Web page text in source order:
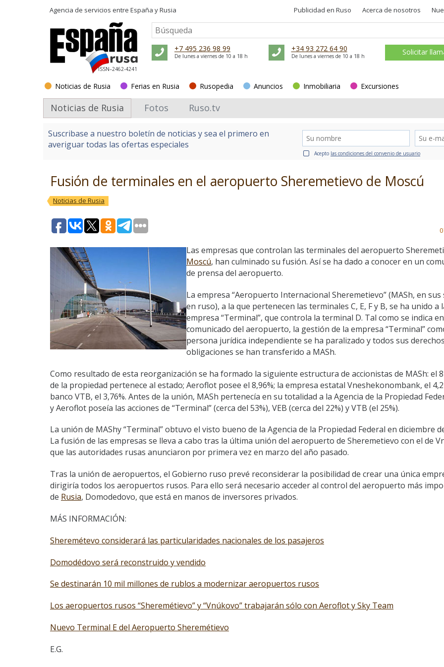
Agencia de servicios entre España y Rusia Publicidad en Ruso Acerca de nosotros
ISSN–2462-4241
+7 495 236 98 99
De lunes a viernes de 10 a 18 h
+34 93 272 64 90
De lunes a viernes de 10 a 18 h Solicitar
Noticias de Rusia Ferias en Rusia Rusopedia Anuncios Inmobiliaria Excursiones
Noticias de Rusia Fotos Ruso.tv
Suscribase a nuestro boletín de noticias y sea el primero en
averiguar todas las ofertas especiales
Acepto las condiciones del convenio de usuario
Fusión de terminales en el aeropuerto Sheremetievo de Moscú
Noticias de Rusia
Las empresas que controlan las terminales del aeropuerto
Moscú, han culminado su fusión. Así se ha dado a conocer en un
de prensa del aeropuerto.
La empresa “Aeropuerto Internacional Sheremetievo” (MASh, en sus
en ruso), a la que pertenecen las terminales C, E, F y B, se ha unido a
empresa “Terminal”, que controla la terminal D. Tal como se indica
comunicado del aeropuerto, la gestión de la empresa “Terminal”
persona jurídica independiente se ha paralizado y todos sus
obligaciones se han transferido a MASh.
Como resultado de esta reorganización se ha formado la siguiente estructura de accionistas de MASh: el
de la propiedad pertenece al estado; Aeroflot posee el 8,96%; la empresa estatal Vneshekonombank, el
banco VTB, el 3,76%. Antes de la unión, MASh pertenecía en su totalidad a la Agencia de la Propiedad
y Aeroflot poseía las acciones de “Terminal” (cerca del 53%), VEB (cerca del 22%) y VTB (el 25%).
La unión de MAShy “Terminal” obtuvo el visto bueno de la Agencia de la Propiedad Federal en diciembre
La fusión de las empresas se lleva a cabo tras la última unión del aeropuerto de Sheremetievo con el de
que las autoridades rusas anunciaron por primera vez en marzo del año pasado.
Tras la unión de aeropuertos, el Gobierno ruso prevé reconsiderar la posibilidad de crear una única
dirigiría todos los aeropuertos rusos. Para ello será necesario acceder al control del aeropuerto más
de Rusia, Domodedovo, que está en manos de inversores privados.
MÁS INFORMACIÓN:
Sheremétevo considerará las particularidades nacionales de los pasajeros
Domodédovo será reconstruido y vendido
Se destinarán 10 mil millones de rublos a modernizar aeropuertos rusos
Los aeropuertos rusos “Sheremétievo” y “Vnúkovo” trabajarán sólo con Aeroflot y Sky Team
Nuevo Terminal E del Aeropuerto Sheremétievo
E.G.